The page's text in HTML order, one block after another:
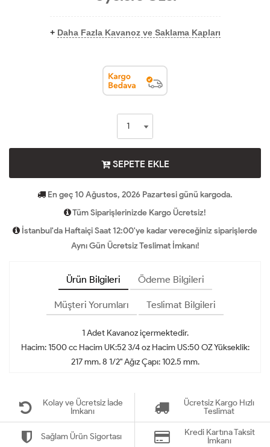
+ Daha Fazla Kavanoz ve Saklama Kapları
SEPETE EKLE
En geç 10 Ağustos, 2026 Pazartesi günü kargoda.
Tüm Siparişlerinizde Kargo Ücretsiz!
İstanbul'da Haftaiçi Saat 12:00'ye kadar vereceğiniz siparişlerde
Aynı Gün Ücretsiz Teslimat İmkanı!
Ürün Bilgileri Ödeme Bilgileri
Müşteri Yorumları Teslimat Bilgileri
1 Adet Kavanoz içermektedir.
Hacim: 1500 cc Hacim UK:52 3/4 oz Hacim US:50 OZ Yükseklik:
217 mm. 8 1/2" Ağız Çapı: 102.5 mm.
Kolay ve Ücretsiz İade
İmkanı
Ücretsiz Kargo Hızlı
Teslimat
Sağlam Ürün Sigortası
Kredi Kartına Taksit
İmkanı